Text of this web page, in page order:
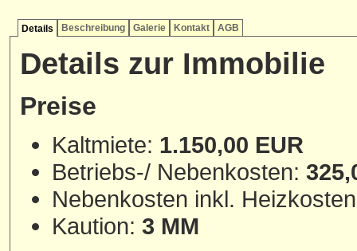
Details Beschreibung Galerie Kontakt AGB
Details zur Immobilie
Preise
Kaltmiete: 1.150,00 EUR
Betriebs-/ Nebenkosten:
Nebenkosten inkl.
Kaution: 3 MM